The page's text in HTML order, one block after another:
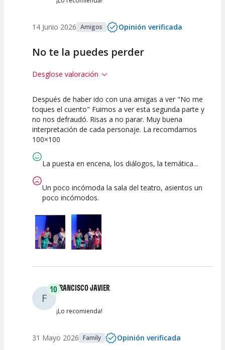
14 Junio 2026 Amigos Opinión verificada
No te la puedes perder
Desglose valoración
10
Calidad del
Espectáculo
10
Puesta en
Escena
10
Interpretación
artística
Después de haber ido con una amigas a ver "No me
toques el cuento" Fuimos a ver esta segunda parte y
no nos defraudó. Risas a no parar. Muy buena
interpretación de cada personaje. La recomdamos
100×100
La puesta en encena, los diálogos, la temática...
Un poco incómoda la sala del teatro, asientos un
poco incómodos.
F
10FRANCISCO JAVIER
¡Lo recomienda!
31 Mayo 2026 Family Opinión verificada